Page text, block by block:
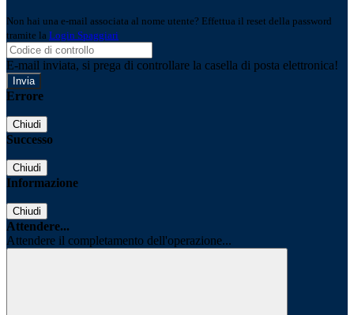
Non hai una e-mail associata al nome utente? Effettua il reset della password
tramite la Login Spaggiari
E-mail inviata, si prega di controllare la casella di posta elettronica!
Errore
Chiudi
Successo
Chiudi
Informazione
Chiudi
Attendere...
Attendere il completamento dell'operazione...